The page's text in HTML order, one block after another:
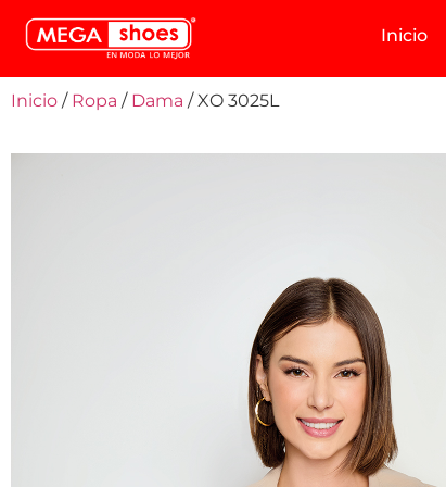
Inicio
Inicio / Ropa / Dama / XO 3025L